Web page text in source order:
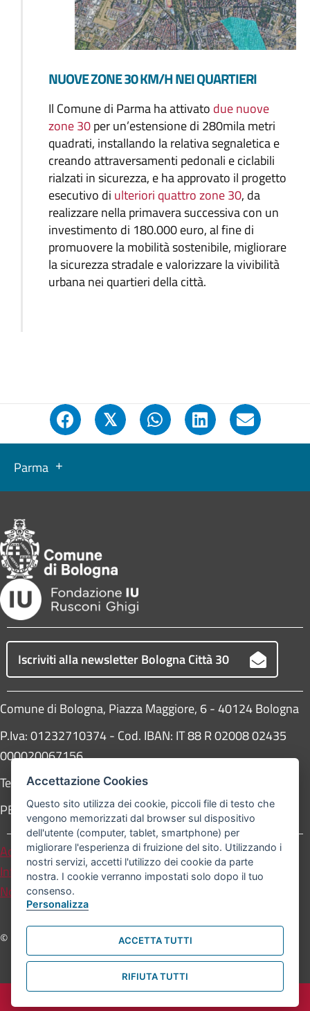
NUOVE ZONE 30 KM/H NEI QUARTIERI
Il Comune di Parma ha attivato due nuove
zone 30per un’estensione di 280mila metri
quadrati, installando la relativa segnaletica e
creando attraversamenti pedonali e ciclabili
rialzati in sicurezza, e ha approvato il progetto
esecutivo di ulteriori quattro zone 30, da
realizzare nella primavera successiva con un
investimento di 180.000 euro, al fine di
promuovere la mobilità sostenibile, migliorare
la sicurezza stradale e valorizzare la vivibilità
urbana nei quartieri della città.
𝕏
Parma
Iscriviti alla newsletter Bologna Città 30
Comune di Bologna, Piazza Maggiore, 6 - 40124 Bologna
P.Iva: 01232710374 - Cod. IBAN: IT 88 R 02008 02435
000020067156
Telefono:051203040
PEC: protocollogenerale@pec.comune.bologna.it
Accessibilità
Carta dei valori
Informativa sul trattamento dei dati personali
Note legali
© Comune di Bologna. Tutti i diritti riservati.
Accettazione Cookies
Questo sito utilizza dei cookie, piccoli file di testo che
vengono memorizzati dal browser sul dispositivo
dell'utente (computer, tablet, smartphone) per
migliorare l'esperienza di fruizione del sito. Utilizzando i
nostri servizi, accetti l'utilizzo dei cookie da parte
nostra. I cookie verranno impostati solo dopo il tuo
consenso.
Personalizza
ACCETTA TUTTI
RIFIUTA TUTTI